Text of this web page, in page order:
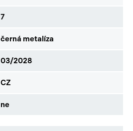
7
černá metalíza
03/2028
CZ
ne